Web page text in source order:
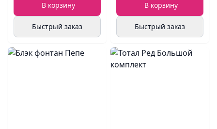
В корзину
Быстрый заказ
В корзину
Быстрый заказ